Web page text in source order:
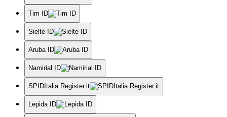
Tim ID
Sielte ID
Aruba ID
Namirial ID
SPIDItalia Register.it
Lepida ID